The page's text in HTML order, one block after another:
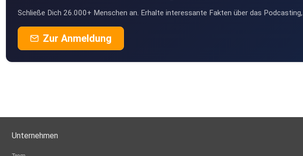
Schließe Dich 26.000+ Menschen an. Erhalte interessante Fakten über das
Zur Anmeldung
Unternehmen